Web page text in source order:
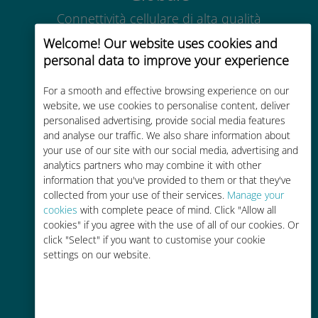
Welcome! Our website uses cookies and
personal data to improve your experience
For a smooth and effective browsing experience on our
website, we use cookies to personalise content, deliver
personalised advertising, provide social media features
and analyse our traffic. We also share information about
your use of our site with our social media, advertising and
analytics partners who may combine it with other
information that you've provided to them or that they've
collected from your use of their services. Manage your
cookies with complete peace of mind. Click "Allow all
cookies" if you agree with the use of all of our cookies. Or
click "Select" if you want to customise your cookie
settings on our website.
Connettività cellulare di alta qualità
in tutto il mondo in oltre 200
destinazioni
Economico
Fino al 90% in meno rispetto alle
tariffe di roaming con il vostro
operatore attuale